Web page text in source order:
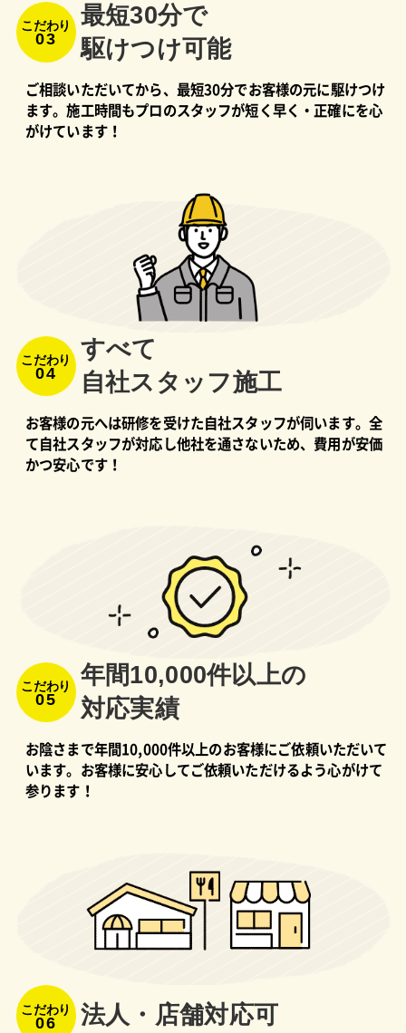
こだわり
03
最短30分で
駆けつけ可能
ご相談いただいてから、最短30分でお客様の元に駆けつけ
ます。施工時間もプロのスタッフが短く早く・正確にを心
がけています！
こだわり
04
すべて
⾃社スタッフ施⼯
お客様の元へは研修を受けた自社スタッフが伺います。全
て自社スタッフが対応し他社を通さないため、費用が安価
かつ安心です！
こだわり
05
年間10,000件以上の
対応実績
お陰さまで年間10,000件以上のお客様にご依頼いただいて
います。お客様に安心してご依頼いただけるよう心がけて
参ります！
こだわり
06 法⼈・店舗対応可